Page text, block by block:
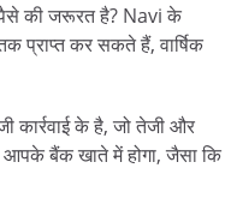
पैसे की जरूरत है? Navi के
कर सकते हैं, वार्षिक
कार्रवाई के है, जो तेजी और
आपके बैंक खाते में होगा, जैसा कि